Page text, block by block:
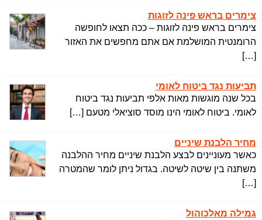
צימרים בראש פינה לזוגות
צימרים בראש פינה לזוגות – ככה תצאו לחופשה
הרומנטית המושלמת אם אתם מחפשים את האזור
[…]
תביעות נגד ביטוח לאומי
בכל שנה מוגשות מאות אלפי תביעות נגד ביטוח
לאומי. ביטוח לאומי הינו מוסד סוציאלי מטעם […]
מחיר הלבנת שיניים
כאשר מעוניינים לבצע הלבנת שיניים מחיר ההלבנה
משתנה בין שיטה לשיטה. בגדול ניתן לומר שהמטרה
[…]
גמילה מאלכוהול